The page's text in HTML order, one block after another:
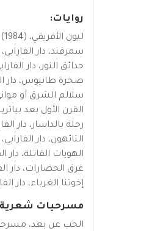
روايات:
ليون الأفريقي، (1984)
سمرقند، دار الفارابي،
حدائق النور، دار الفارابي،
صخرة طانيوس، دار
سلالم الشرق أو موانئ
القرن الأول بعد
رحلة بالداسار، دار
التائهون، دار الفارابي،
الهويات القاتلة، دار
غرق الحضارات، دار
إخوتنا الغرباء، دار
مسرحيات
الحب عن بعد، مسرحية